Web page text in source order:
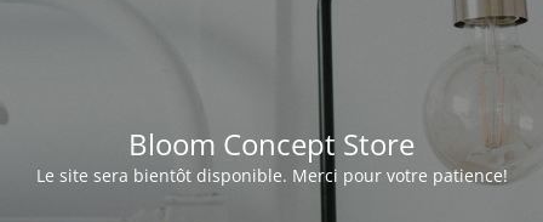
Bloom Concept Store
Le site sera bientôt disponible. Merci pour votre patience!